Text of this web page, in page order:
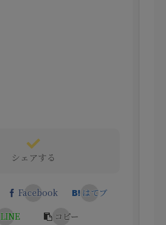
シェアする
Facebook
はてブ
LINE
コピー